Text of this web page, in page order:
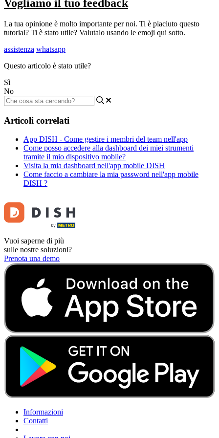
Vogliamo il tuo feedback
La tua opinione è molto importante per noi. Ti è piaciuto questo
tutorial? Ti è stato utile? Valutalo usando le emoji qui sotto.
assistenza whatsapp
Questo articolo è stato utile?
Sì
No
Articoli correlati
App DISH - Come gestire i membri del team nell'app
Come posso accedere alla dashboard dei miei strumenti
tramite il mio dispositivo mobile?
Visita la mia dashboard nell'app mobile DISH
Come faccio a cambiare la mia password nell'app mobile
DISH ?
Vuoi saperne di più
sulle nostre soluzioni?
Prenota una demo
Informazioni
Contatti